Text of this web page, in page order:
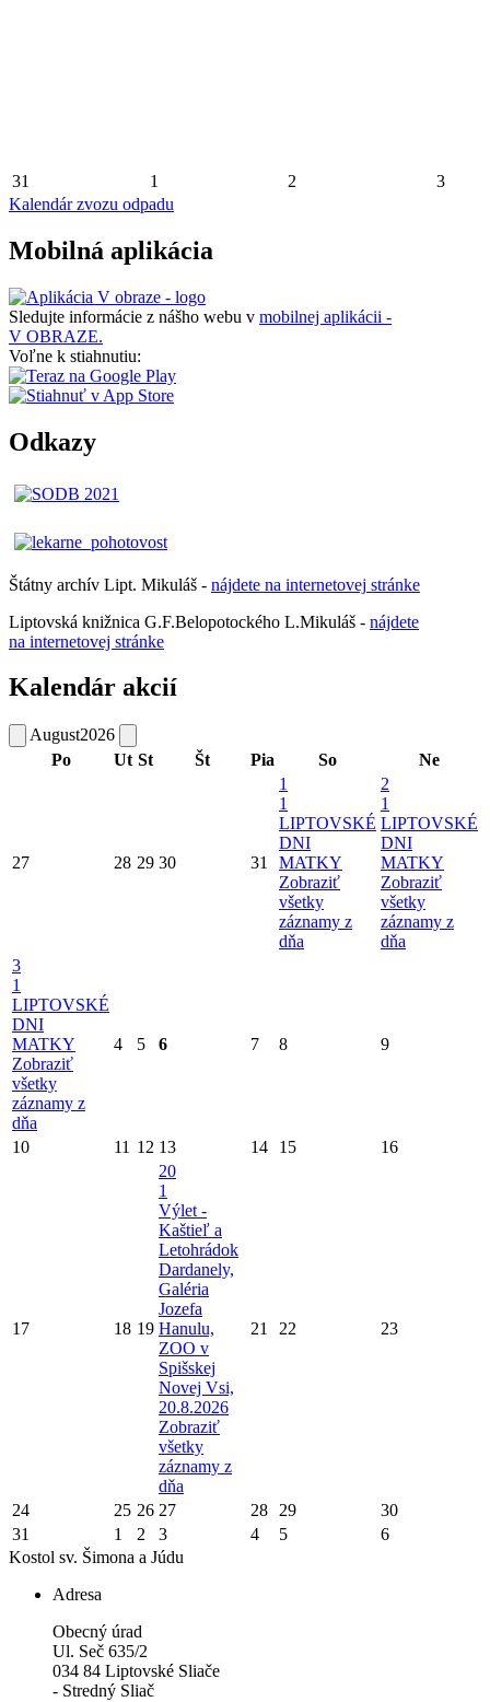
31 1 2
3
Kalendár zvozu odpadu
Mobilná aplikácia
Sledujte informácie z nášho webu v mobilnej aplikácii -
V OBRAZE.
Voľne k stiahnutiu:
Odkazy
Štátny archív Lipt. Mikuláš - nájdete na internetovej stránke
Liptovská knižnica G.F.Belopotockého L.Mikuláš - nájdete
na internetovej stránke
Kalendár akcií
August2026
Po
Ut St Št Pia So Ne
27 28 29 30 31
1
1
LIPTOVSKÉ
DNI
MATKY
Zobraziť
všetky
záznamy z
dňa
2
1
LIPTOVSKÉ
DNI
MATKY
Zobraziť
všetky
záznamy z
dňa
3
1
LIPTOVSKÉ
DNI
MATKY
Zobraziť
všetky
záznamy z
dňa
4 5 6 7 8 9
10 11 12 13 14 15 16
17 18 19
20
1
Výlet -
Kaštieľ a
Letohrádok
Dardanely,
Galéria
Jozefa
Hanulu,
ZOO v
Spišskej
Novej Vsi,
20.8.2026
Zobraziť
všetky
záznamy z
dňa
21 22 23
24 25 26 27 28 29
30
31
1 2 3 4 5
6
Kostol sv. Šimona a Júdu
Adresa
Obecný úrad
Ul. Seč 635/2
034 84 Liptovské Sliače
- Stredný Sliač